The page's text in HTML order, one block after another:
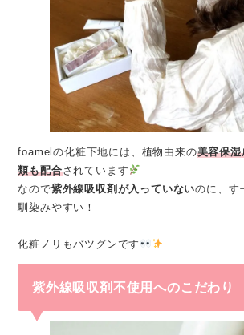
foamelの化粧下地には、植物由来の美容保
類も配合されています
なので紫外線吸収剤が入っていないのに、す
馴染みやすい！
化粧ノリもバツグンです
紫外線吸収剤不使用へのこだわり